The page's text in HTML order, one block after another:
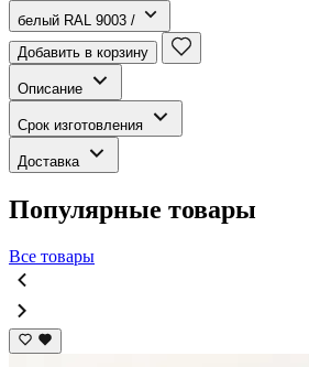
белый RAL 9003 /
Добавить в корзину
Описание
Срок изготовления
Доставка
Популярные товары
Все товары